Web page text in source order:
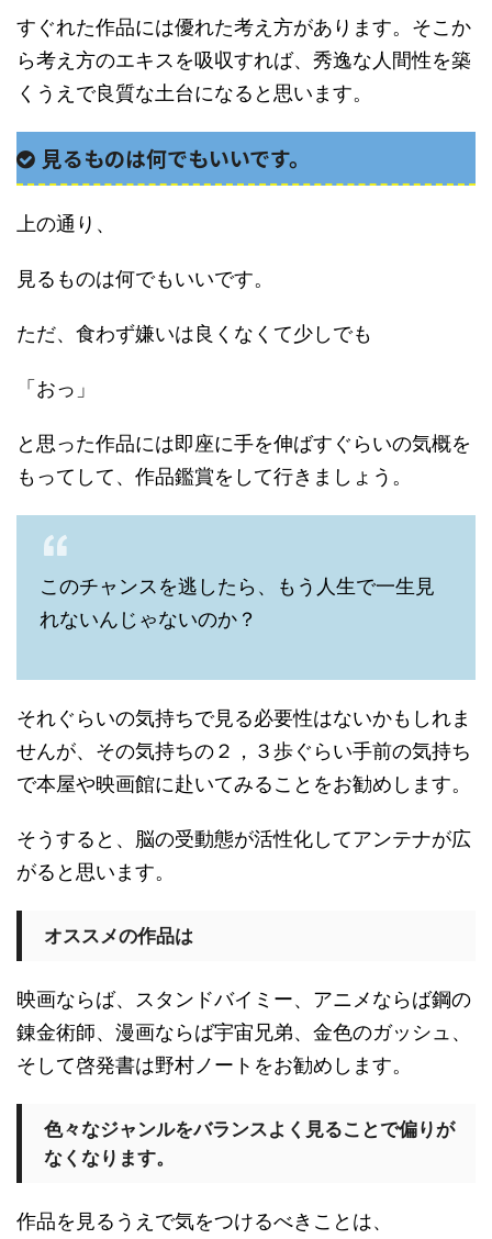
すぐれた作品には優れた考え方があります。そこか
ら考え方のエキスを吸収すれば、秀逸な人間性を築
くうえで良質な土台になると思います。
見るものは何でもいいです。
上の通り、
見るものは何でもいいです。
ただ、食わず嫌いは良くなくて少しでも
「おっ」
と思った作品には即座に手を伸ばすぐらいの気概を
もってして、作品鑑賞をして行きましょう。
このチャンスを逃したら、もう人生で一生見
れないんじゃないのか？
それぐらいの気持ちで見る必要性はないかもしれま
せんが、その気持ちの２，３歩ぐらい手前の気持ち
で本屋や映画館に赴いてみることをお勧めします。
そうすると、脳の受動態が活性化してアンテナが広
がると思います。
オススメの作品は
映画ならば、スタンドバイミー、アニメならば鋼の
錬金術師、漫画ならば宇宙兄弟、金色のガッシュ、
そして啓発書は野村ノートをお勧めします。
色々なジャンルをバランスよく見ることで偏りが
なくなります。
作品を見るうえで気をつけるべきことは、